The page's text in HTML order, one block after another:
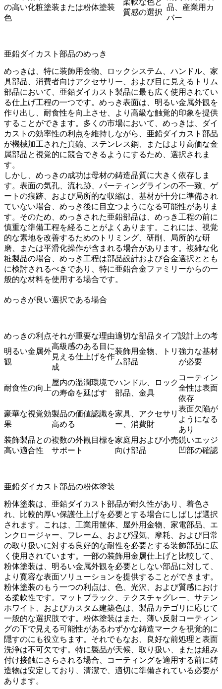
の高い化粧
色
塗装または粉体塗装
柔軟な色と
質感の選択
品、産業用カ
バー
亜鉛ダイカスト部品のめっき
めっきは、特に装飾用金物、ロックシステム、ハンドル、家
具部品、消費者向けアクセサリー、および目に見えるトリム
部品において、亜鉛ダイカスト製品に最も広く使用されてい
る仕上げ工程の一つです。めっき表面は、明るい金属外観を
作り出し、耐食性を向上させ、より高級な触覚的印象を提供
することができます。多くの市場において、めっきは、ダイ
カストの効率性の利点を維持しながら、亜鉛ダイカスト部品
が機械加工された真鍮、ステンレス鋼、またはより高価な金
属部品と視覚的に競合できるようにするため、選択されま
す。
しかし、めっきの成功は母材の鋳造品質に大きく依存しま
す。表面の気孔、流れ跡、パーティングラインの不一致、ゲ
ートの痕跡、および局所的な収縮は、基材が十分に準備され
ていない場合、めっき後に目立つようになる可能性がありま
す。そのため、めっきされた亜鉛部品は、めっき工程の前に
慎重な準備工程を経ることがよくあります。これには、視覚
的な素地を改善するためのトリミング、研削、局所的な研
磨、または平滑化操作が含まれる場合があります。複雑な化
粧製品の場合、めっき工程は部品設計および合金選択ととも
に検討されるべきであり、特に亜鉛合金ファミリーからの一
般的な材料を使用する場合です。
めっきが良い選択である場合
めっきの利点それが重要な理由適切な部品タイプ設計上の考
明るい金属外
観
高級感のある目に
見える仕上げを作
成
装飾用金物、トリ
ム部品
強力な基材
が必要
耐食性の向上
屋内の湿潤環境で
の寿命を延ばす
ハンドル、ロック
部品、金具
コーティン
全性は表面
依存
豪華な視覚効
果
製品の価値認識を
高める
家具、アクセサリ
ー、消費財
表面欠陥が
ようになる
あり
装飾製品との
高い適合性
複数の外観目標を
サポート
家庭用および小売
向け部品
鋭いエッジ
凹部の確認
亜鉛ダイカスト部品の粉体塗装
粉体塗装は、亜鉛ダイカスト部品が耐久性があり、着色さ
れ、比較的厚い保護仕上げを必要とする場合にしばしば選択
されます。これは、工業用筐体、屋外用金物、家電部品、エ
ンクロージャー、フレーム、および湿気、摩耗、および日常
の取り扱いに対する良好的な耐性を必要とする装飾部品に広
く使用されています。一部の装飾用金属仕上げと比較して、
粉体塗装は、明るい金属外観を必要としない部品に対して、
より寛容な表面ソリューションを提供することができます。
粉体塗装のもう一つの利点は、色、光沢、および質感におけ
る柔軟性です。マットブラック、テクスチャグレー、サテン
ホワイト、およびカスタム建築色は、製品カテゴリに応じて
一般的な選択肢です。粉体塗装はまた、薄い反射コーティン
グの下で見える可能性があるわずかな鋳造マークを視覚的に
隠すのにも役立ちます。それでもなお、良好な前処理と表面
洗浄は不可欠です。特に製品が天候、取り扱い、または組み
付け接触にさらされる場合、コーティングを適用する前に鋳
造物は安定しており、清潔で、適切に準備されている必要が
あります。